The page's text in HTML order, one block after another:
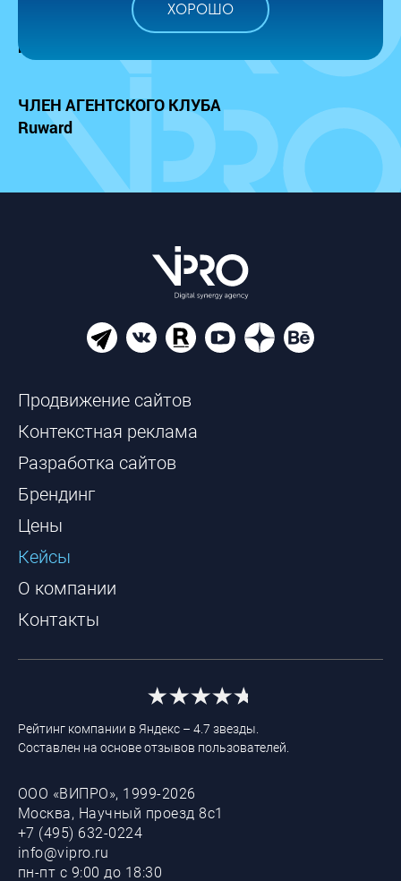
СЕРТИФИЦИРОВАННЫЙ
ПАРТНЕР
myTarget
ЧЛЕН АГЕНТСКОГО КЛУБА
Ruward
Продвижение сайтов
Контекстная реклама
Разработка сайтов
Брендинг
Цены
Кейсы
О компании
Контакты
ООО «ВИПРО», 1999-2026
Москва, Научный проезд 8с1
+7 (495) 632-0224
info@vipro.ru
пн-пт с 9:00 до 18:30
Рейтинг компании в Яндекс – 4.7 звезды.
Составлен на основе отзывов пользователей.
ХОРОШО